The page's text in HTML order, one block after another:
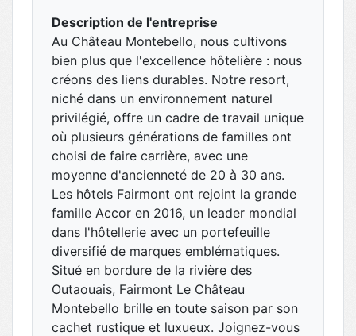
Description de l'entreprise
Au Château Montebello, nous cultivons
bien plus que l'excellence hôtelière : nous
créons des liens durables. Notre resort,
niché dans un environnement naturel
privilégié, offre un cadre de travail unique
où plusieurs générations de familles ont
choisi de faire carrière, avec une
moyenne d'ancienneté de 20 à 30 ans.
Les hôtels Fairmont ont rejoint la grande
famille Accor en 2016, un leader mondial
dans l'hôtellerie avec un portefeuille
diversifié de marques emblématiques.
Situé en bordure de la rivière des
Outaouais, Fairmont Le Château
Montebello brille en toute saison par son
cachet rustique et luxueux. Joignez-vous